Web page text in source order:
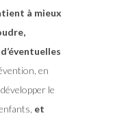
à mieux
en
le
et